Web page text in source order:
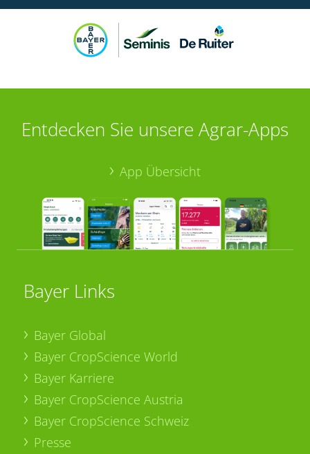
Entdecken Sie unsere Agrar-Apps
App Übersicht
Bayer Links
Bayer Global
Bayer CropScience World
Bayer Karriere
Bayer CropScience Austria
Bayer CropScience Schweiz
Presse